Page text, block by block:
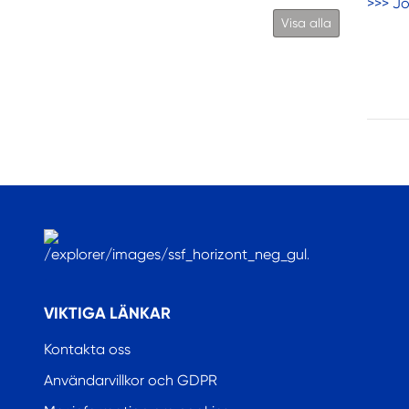
Visa alla
VIKTIGA LÄNKAR
Kontakta oss
Användarvillkor och GDPR